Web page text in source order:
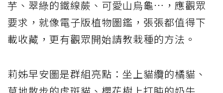
芋、翠綠的鐵線蕨、可愛山烏龜…，應觀眾
要求，就像電子版植物圖鑑，張張都值得下
載收藏，更有觀眾開始請教栽種的方法。
莉姊早安圖是群組亮點：坐上貓纜的橘貓、